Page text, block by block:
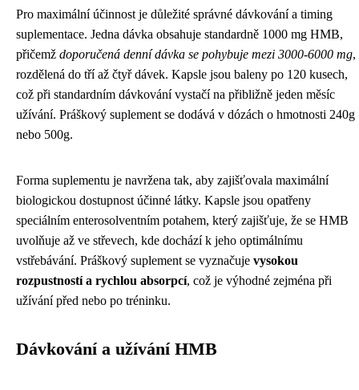
Pro maximální účinnost je důležité správné dávkování a timing
suplementace. Jedna dávka obsahuje standardně 1000 mg HMB,
přičemž doporučená denní dávka se pohybuje mezi 3000-6000 mg,
rozdělená do tří až čtyř dávek. Kapsle jsou baleny po 120 kusech,
což při standardním dávkování vystačí na přibližně jeden měsíc
užívání. Práškový suplement se dodává v dózách o hmotnosti 240g
nebo 500g.
Forma suplementu je navržena tak, aby zajišťovala maximální
biologickou dostupnost účinné látky. Kapsle jsou opatřeny
speciálním enterosolventním potahem, který zajišťuje, že se HMB
uvolňuje až ve střevech, kde dochází k jeho optimálnímu
vstřebávání. Práškový suplement se vyznačuje vysokou
rozpustností a rychlou absorpcí, což je výhodné zejména při
užívání před nebo po tréninku.
Dávkování a užívání HMB